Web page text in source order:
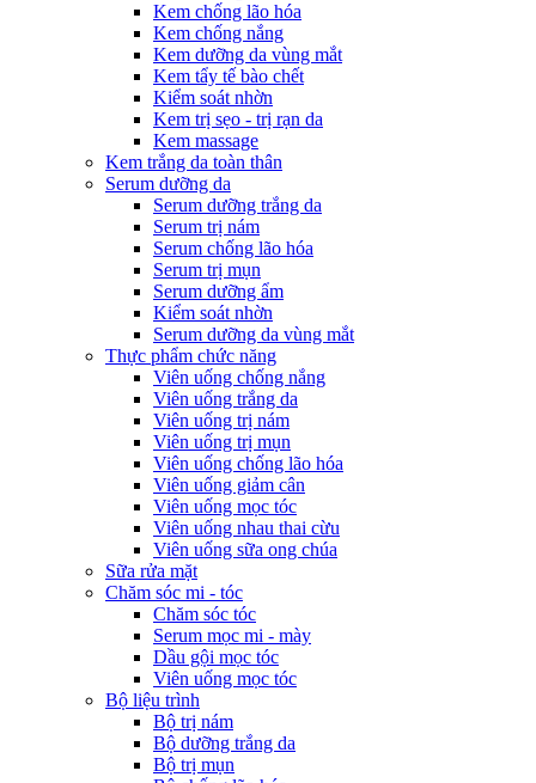
Kem chống lão hóa
Kem chống nắng
Kem dưỡng da vùng mắt
Kem tẩy tế bào chết
Kiểm soát nhờn
Kem trị sẹo - trị rạn da
Kem massage
Kem trắng da toàn thân
Serum dưỡng da
Serum dưỡng trắng da
Serum trị nám
Serum chống lão hóa
Serum trị mụn
Serum dưỡng ẩm
Kiểm soát nhờn
Serum dưỡng da vùng mắt
Thực phẩm chức năng
Viên uống chống nắng
Viên uống trắng da
Viên uống trị nám
Viên uống trị mụn
Viên uống chống lão hóa
Viên uống giảm cân
Viên uống mọc tóc
Viên uống nhau thai cừu
Viên uống sữa ong chúa
Sữa rửa mặt
Chăm sóc mi - tóc
Chăm sóc tóc
Serum mọc mi - mày
Dầu gội mọc tóc
Viên uống mọc tóc
Bộ liệu trình
Bộ trị nám
Bộ dưỡng trắng da
Bộ trị mụn